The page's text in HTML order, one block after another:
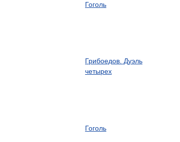
Гоголь
Грибоедов. Дуэль
четырех
Гоголь